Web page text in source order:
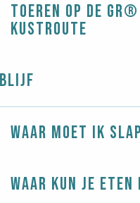
Toeren op de
kustroute
Blijf
Waar moet ik
Waar kun je eten